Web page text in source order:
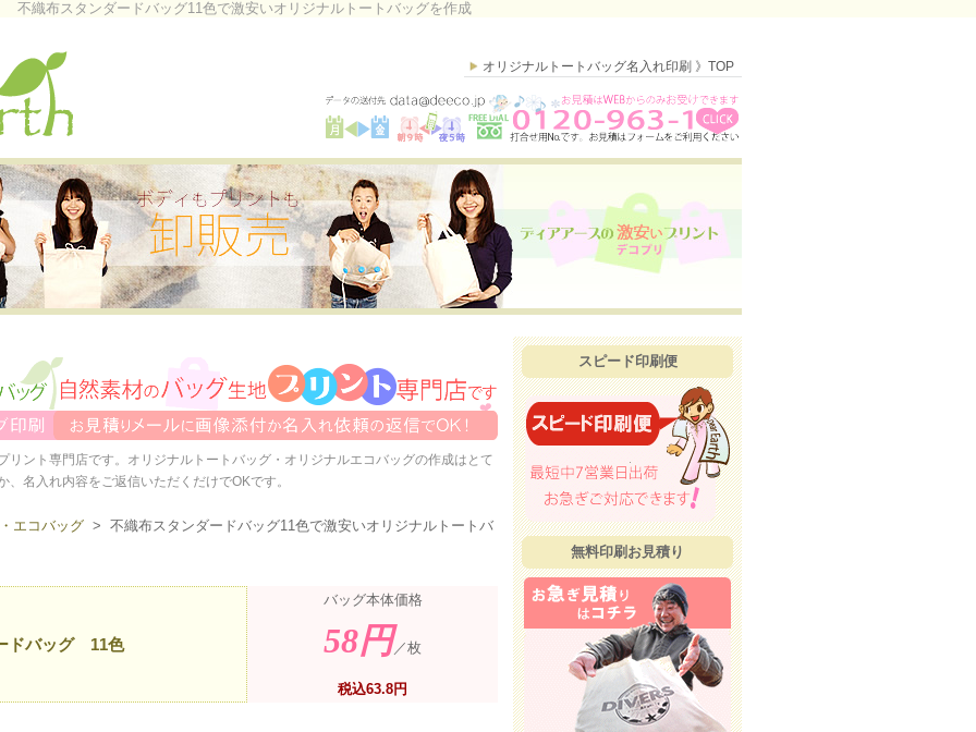
不織布スタンダードバッグ11色で激安いオリジナルトートバッグを作成
オリジナルトートバッグ名入れ印刷 》TOP
リント専門店です。オリジナルトートバッグ・オリジナルエコバッグの作成はとて
名入れ内容をご返信いただくだけでOKです。
エコバッグ > 不織布スタンダードバッグ11色で激安いオリジナルトートバ
ドバッグ 11色
バッグ本体価格
58円／枚
税込63.8円
スピード印刷便
無料印刷お見積り